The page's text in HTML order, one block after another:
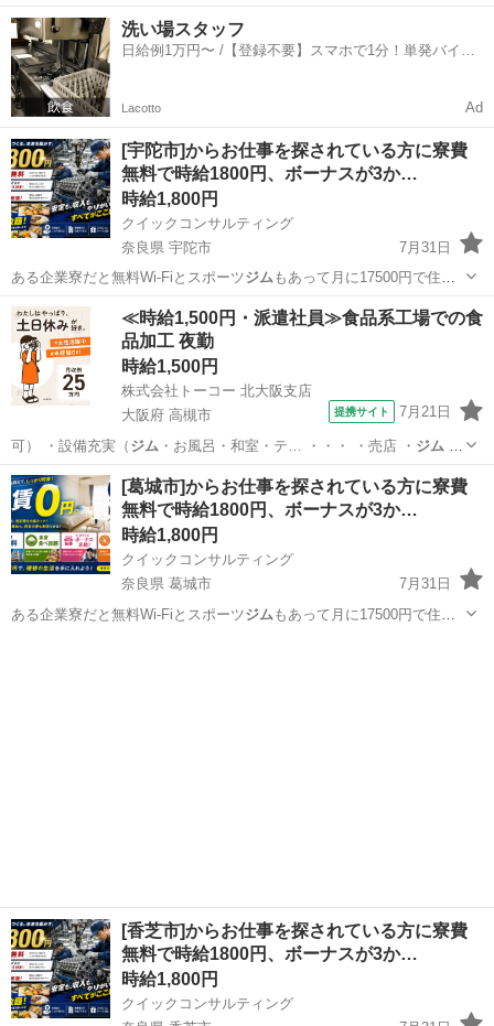
ちゃいま…
奈良 生駒郡 工場
洗い場スタッフ
日給例1万円〜 /【登録不要】スマホで1分！単発バイト
Lacotto Ad
[宇陀市]からお仕事を探されている方に寮費
無料で時給1800円、ボーナスが3か…
時給1,800円
クイックコンサルティング
奈良県 宇陀市
7月31日
ある企業寮だと無料Wi-Fiとスポーツジムもあって月に17500円で住め
ちゃいま…
奈良 宇陀市 工場 スタッフ
≪時給1,500円・派遣社員≫食品系工場での食
品加工 夜勤
時給1,500円
株式会社トーコー 北大阪支店
大阪府 高槻市
提携サイト 7月21日
可） ・設備充実（ ジム・お風呂・和室・テ… ・・・ ・売店 ・ ジム・
お風呂 ・和室…
大阪 高槻市 その他
[葛城市]からお仕事を探されている方に寮費
無料で時給1800円、ボーナスが3か…
時給1,800円
クイックコンサルティング
奈良県 葛城市
7月31日
ある企業寮だと無料Wi-Fiとスポーツジム もあって月に17500円で住め
[香芝市]からお仕事を探されている方に寮費
無料で時給1800円、ボーナスが3か…
時給1,800円
クイックコンサルティング